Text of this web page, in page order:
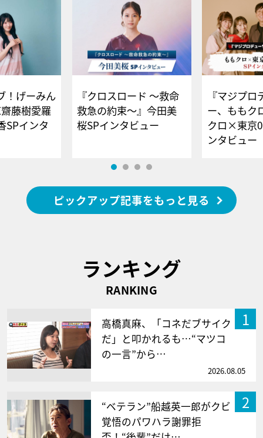
！げーみん
藤樹愛羅
SPインタ
『クロスロード ～救命
救急の約束～』今田美
桜SPインタビュー
『マジプロ
ー、ももク
クロ×東京
ンタビュー
ピックアップ記事をもっと見る
ランキング
RANKING
1
高橋真麻、「コネだブサイク
だ」と叩かれるも…“マツコ
の一言”から…
2026.08.05
2
“ベテラン”船越英一郎がクビ
覚悟のパワハラ謝罪拒